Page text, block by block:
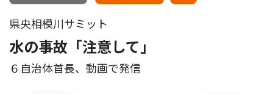
県央相模川サミット
水の事故「注意して｣
６自治体首長、動画で発信